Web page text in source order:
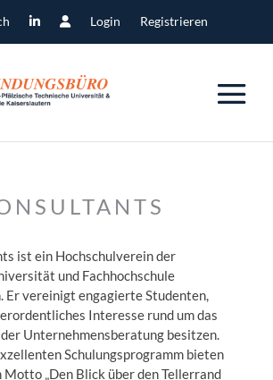
Login Registrieren
ist ein Hochschulverein der
und Fachhochschule
Er vereinigt engagierte Studenten,
Interesse rund um das
Unternehmensberatung besitzen.
Schulungsprogramm bieten
„Den Blick über den Tellerrand